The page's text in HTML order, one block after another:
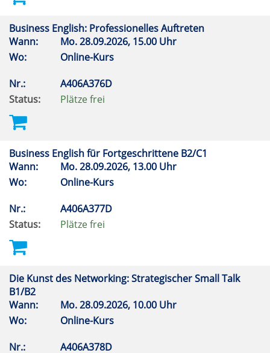
Business English: Professionelles Auftreten
Wann:
Mo.28.09.2026, 15.00 Uhr
Wo:
Online-Kurs
Nr.:
A406A376D
Status:
Plätze frei
Business English für Fortgeschrittene B2/C1
Wann:
Mo.28.09.2026, 13.00 Uhr
Wo:
Online-Kurs
Nr.:
A406A377D
Status:
Plätze frei
Die Kunst des Networking: Strategischer Small Talk
B1/B2
Wann:
Mo.28.09.2026, 10.00 Uhr
Wo:
Online-Kurs
Nr.:
A406A378D